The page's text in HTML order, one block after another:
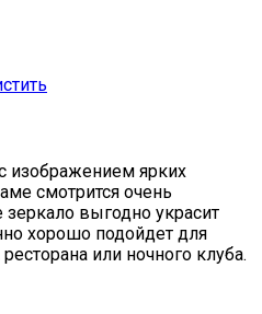
изображением ярких
смотрится очень
выгодно украсит
хорошо подойдет для
или ночного клуба.